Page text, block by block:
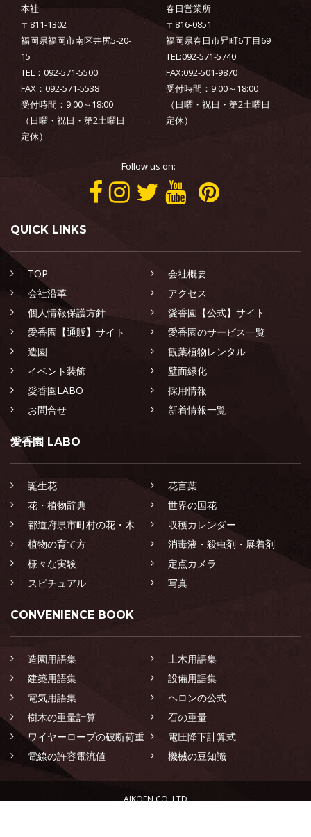
本社
〒811-1302
福岡県福岡市南区井尻5-20-
15
TEL：092-571-5500
FAX：092-571-5538
受付時間：9:00～18:00
（日曜・祝日・第2土曜日
定休）
春日営業所
〒816-0851
福岡県春日市昇町6丁目69
TEL:092-571-5740
FAX:092-501-9870
受付時間：9:00～18:00
（日曜・祝日・第2土曜日
定休）
Follow us on:
QUICK LINKS
TOP
会社概要
会社沿革
アクセス
個人情報保護方針
愛香園【公式】サイト
愛香園【通販】サイト
愛香園のサービス一覧
造園
観葉植物レンタル
イベント装飾
壁面緑化
愛香園LABO
採用情報
お問合せ
新着情報一覧
愛香園 LABO
誕生花
花言葉
花・植物辞典
世界の国花
都道府県市町村の花・木
収穫カレンダー
植物の育て方
消毒液・殺虫剤・展着剤
様々な実験
定点カメラ
スピチュアル
写真
CONVENIENCE BOOK
造園用語集
土木用語集
建築用語集
設備用語集
電気用語集
ヘロンの公式
樹木の重量計算
石の重量
ワイヤーロープの破断荷重
電圧降下計算式
電線の許容電流値
機械の豆知識
AIKOEN CO.,LTD